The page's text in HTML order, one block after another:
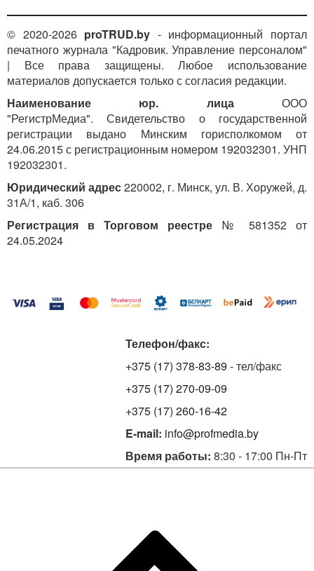
© 2020-2026 proTRUD.by - информационный портал
печатного журнала "Кадровик. Управление персоналом"
| Все права защищены. Любое использование
материалов допускается только с согласия редакции.
Наименование юр. лицаООО
"РегистрМедиа". Свидетельство о государственной
регистрации выдано Минским горисполкомом от
24.06.2015 с регистрационным номером 192032301. УНП
192032301.
Юридический адрес220002, г. Минск, ул. В. Хоружей, д.
31А/1, каб. 306
Регистрация в Торговом реестре № 581352 от
24.05.2024
Телефон/факс:
+375 (17) 378-83-89 - тел/факс
+375 (17) 270-09-09
+375 (17) 260-16-42
E-mail: info@profmedia.by
Время работы: 8:30 - 17:00 Пн-Пт